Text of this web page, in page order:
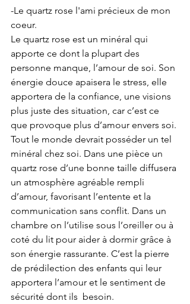
-Le quartz rose l'ami précieux de mon
coeur.
Le quartz rose est un minéral qui
apporte ce dont la plupart des
personne manque, l’amour de soi. Son
énergie douce apaisera le stress, elle
apportera de la confiance, une visions
plus juste des situation, car c’est ce
que provoque plus d’amour envers soi.
Tout le monde devrait posséder un tel
minéral chez soi. Dans une pièce un
quartz rose d’une bonne taille diffusera
un atmosphère agréable rempli
d’amour, favorisant l’entente et la
communication sans conflit. Dans un
chambre on l’utilise sous l’oreiller ou à
coté du lit pour aider à dormir grâce à
son énergie rassurante. C’est la pierre
de prédilection des enfants qui leur
apportera l’amour et le sentiment de
sécurité dont ils  besoin.